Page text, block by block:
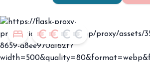
bed euro euro euro euro